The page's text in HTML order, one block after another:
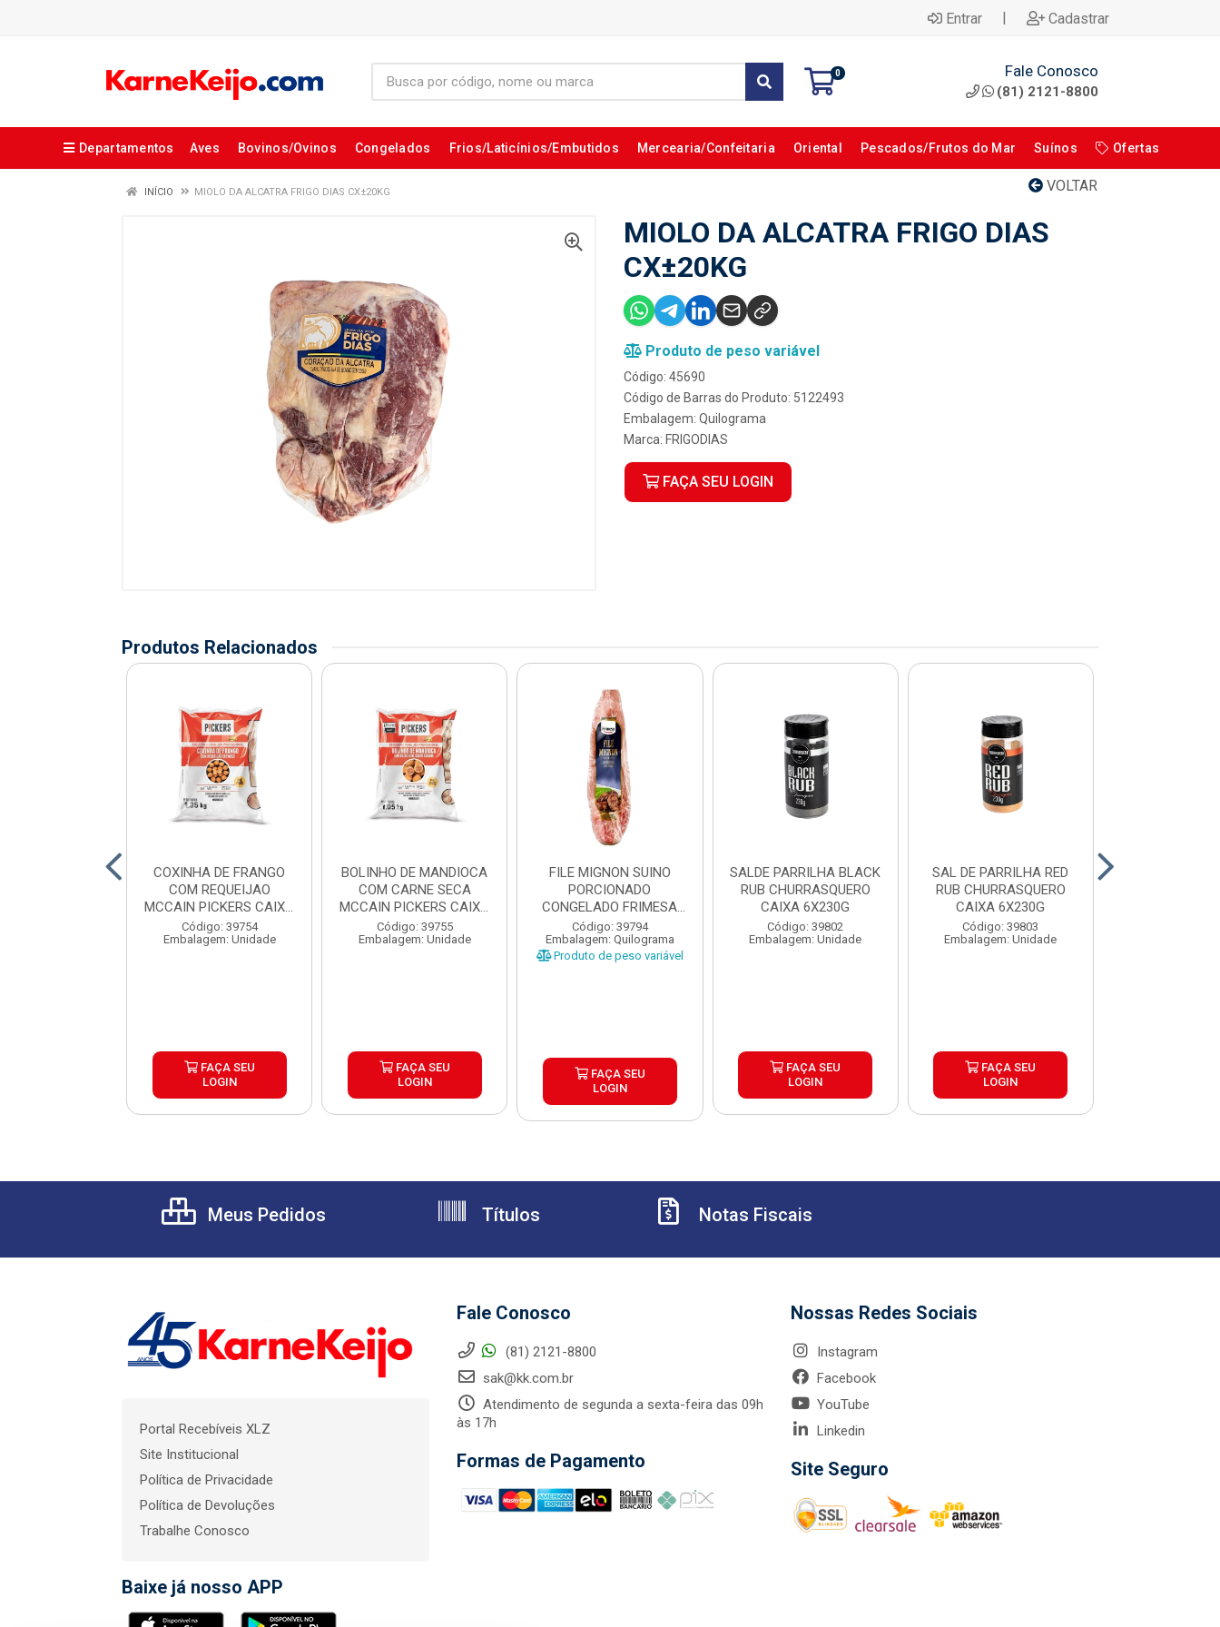
Entrar | Cadastrar
0 Fale Conosco
(81) 2121-8800
Departamentos Aves Bovinos/Ovinos Congelados Frios/Laticínios/Embutidos Mercearia/Confeitaria Oriental Pescados/Frutos do Mar Suínos Ofertas
VOLTAR
INÍCIO MIOLO DA ALCATRA FRIGO DIAS CX±20KG
MIOLO DA ALCATRA FRIGO DIAS
CX±20KG
Produto de peso variável
Código: 45690
Código de Barras do Produto: 5122493
Embalagem: Quilograma
Marca: FRIGODIAS
FAÇA SEU LOGIN
Produtos Relacionados
COXINHA DE FRANGO
COM REQUEIJAO
MCCAIN PICKERS CAIXA
6X1,05K...
Código: 39754
Embalagem: Unidade
FAÇA SEU
LOGIN
BOLINHO DE MANDIOCA
COM CARNE SECA
MCCAIN PICKERS CAIXA
6X1,...
Código: 39755
Embalagem: Unidade
FAÇA SEU
LOGIN
FILE MIGNON SUINO
PORCIONADO
CONGELADO FRIMESA
CAIXA ±15KG
Código: 39794
Embalagem: Quilograma
Produto de peso variável
FAÇA SEU
LOGIN
SALDE PARRILHA BLACK
RUB CHURRASQUERO
CAIXA 6X230G
Código: 39802
Embalagem: Unidade
FAÇA SEU
LOGIN
SAL DE PARRILHA RED
RUB CHURRASQUERO
CAIXA 6X230G
Código: 39803
Embalagem: Unidade
FAÇA SEU
LOGIN
Meus Pedidos Títulos Notas Fiscais
Portal Recebíveis XLZ
Site Institucional
Política de Privacidade
Política de Devoluções
Trabalhe Conosco
Baixe já nosso APP
Fale Conosco
(81) 2121-8800
sak@kk.com.br
Atendimento de segunda a sexta-feira das 09h
às 17h
Formas de Pagamento
Nossas Redes Sociais
Instagram
Facebook
YouTube
Linkedin
Site Seguro